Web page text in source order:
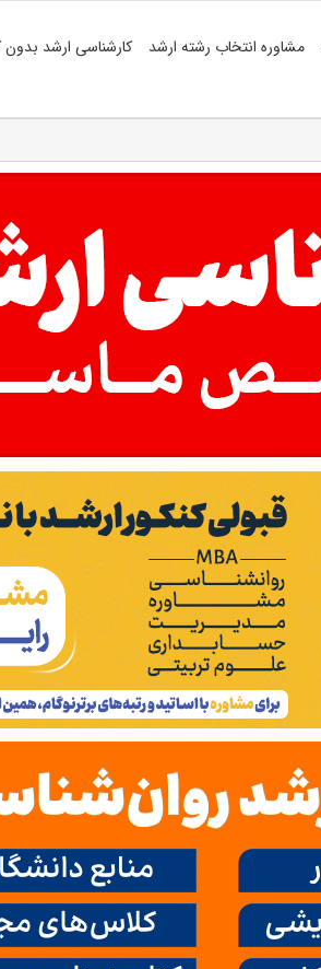
مشاوره انتخاب رشته ارشد کارشناسی ارشد بدون